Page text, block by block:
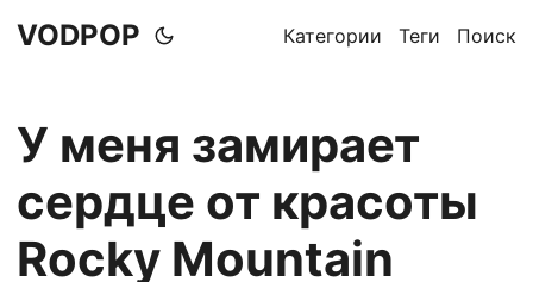
VODPOP Категории Теги Поиск
У меня замирает
сердце от красоты
Rocky Mountain